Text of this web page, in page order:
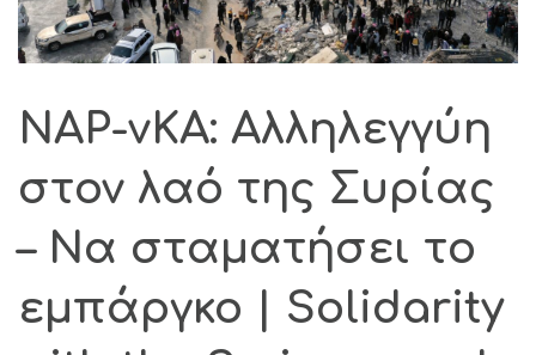
ΝΑΡ-νΚΑ: Αλληλεγγύη
στον λαό της Συρίας
– Να σταματήσει το
εμπάργκο | Solidarity